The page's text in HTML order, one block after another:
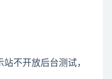
不开放后台测试，